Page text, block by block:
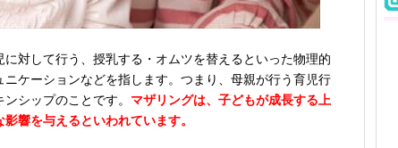
対して行う、授乳する・オムツを替えるといった物理的
ケーションなどを指します。つまり、母親が行う育児行
シップのことです。 マザリングは、子どもが成長する上
響を与えるといわれています。